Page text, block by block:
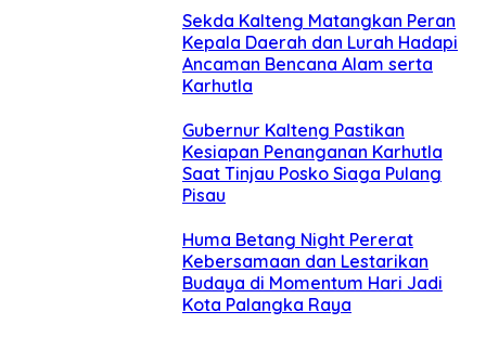
Sekda Kalteng Matangkan Peran
Kepala Daerah dan Lurah Hadapi
Ancaman Bencana Alam serta
Karhutla
Gubernur Kalteng Pastikan
Kesiapan Penanganan Karhutla
Saat Tinjau Posko Siaga Pulang
Pisau
Huma Betang Night Pererat
Kebersamaan dan Lestarikan
Budaya di Momentum Hari Jadi
Kota Palangka Raya